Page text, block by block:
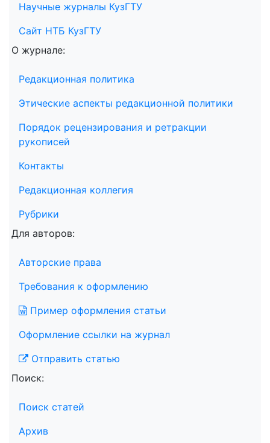
Научные журналы КузГТУ
Сайт НТБ КузГТУ
О журнале:
Редакционная политика
Этические аспекты редакционной политики
Порядок рецензирования и ретракции
рукописей
Контакты
Редакционная коллегия
Рубрики
Для авторов:
Авторские права
Требования к оформлению
Пример оформления статьи
Оформление ссылки на журнал
Отправить статью
Поиск:
Поиск статей
Архив